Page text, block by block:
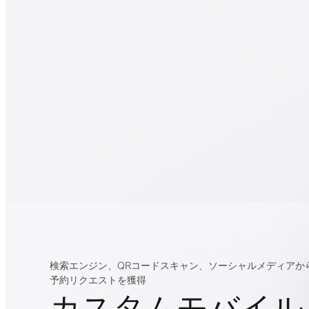
検索エンジン、QRコードスキャン、ソーシャルメディアか
予約リクエストを獲得